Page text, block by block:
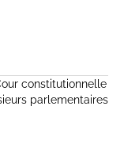
constitutionnelle
parlementaires